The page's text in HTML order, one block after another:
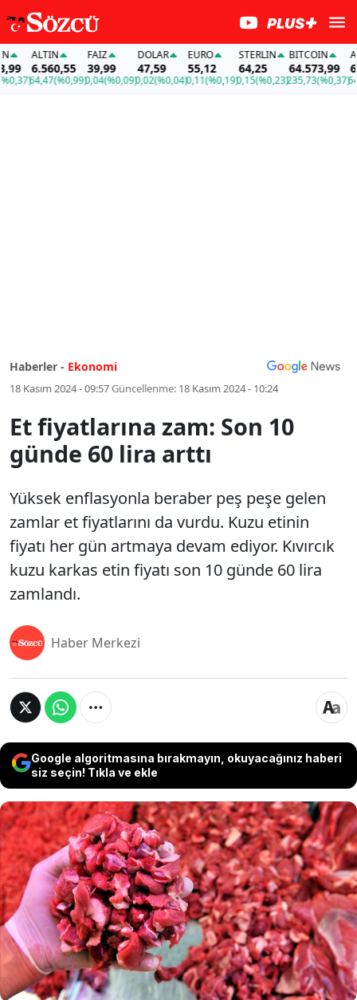
ALTIN
6.560,55
64,47(%0,99)
FAİZ
39,99
0,04(%0,09)
DOLAR
47,59
0,02(%0,04)
EURO
55,12
0,11(%0,19)
STERLIN
64,25
0,15(%0,23)
BITCOIN
64.573,99
235,73(%0,37)
Haberler - Ekonomi
18 Kasım 2024 - 09:57Güncellenme: 18 Kasım 2024 - 10:24
Et fiyatlarına zam: Son 10
günde 60 lira arttı
Yüksek enflasyonla beraber peş peşe gelen
zamlar et fiyatlarını da vurdu. Kuzu etinin
fiyatı her gün artma­ya devam ediyor. Kıvır­cık
kuzu karkas etin fiyatı son 10 günde 60 lira
zam­landı.
Haber Merkezi
Google algoritmasına bırakmayın, okuyacağınız haberi
siz seçin! Tıkla ve ekle
Yüksek enflasyonla beraber peş peşe gelen
zamlar et fiyatlarını da vurdu. Kuzu etinin
fiyatı her gün artma­ya devam ediyor. Kıvır­cık
kuzu karkas etin fiyatı son 10 günde 60 lira
zam­landı.